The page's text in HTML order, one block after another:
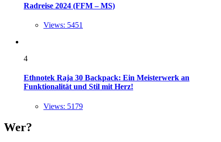
Radreise 2024 (FFM – MS)
Views: 5451
4
Ethnotek Raja 30 Backpack: Ein Meisterwerk an
Funktionalität und Stil mit Herz!
Views: 5179
Wer?